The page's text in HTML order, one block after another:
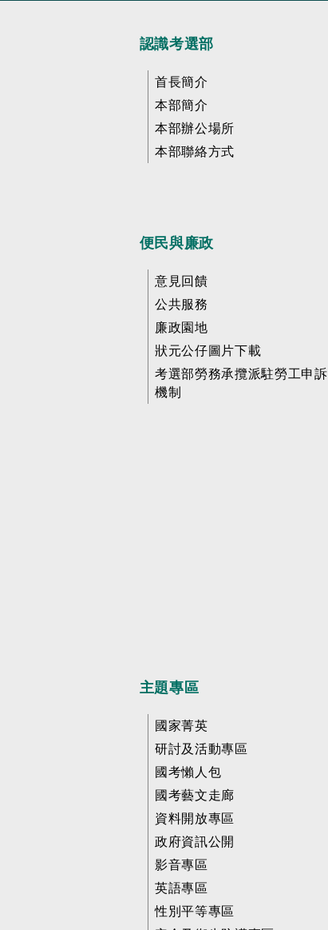
認識考選部
首長簡介
本部簡介
本部辦公場所
本部聯絡方式
便民與廉政
意見回饋
公共服務
廉政園地
狀元公仔圖片下載
考選部勞務承攬派駐勞工申訴
機制
主題專區
國家菁英
研討及活動專區
國考懶人包
國考藝文走廊
資料開放專區
政府資訊公開
影音專區
英語專區
性別平等專區